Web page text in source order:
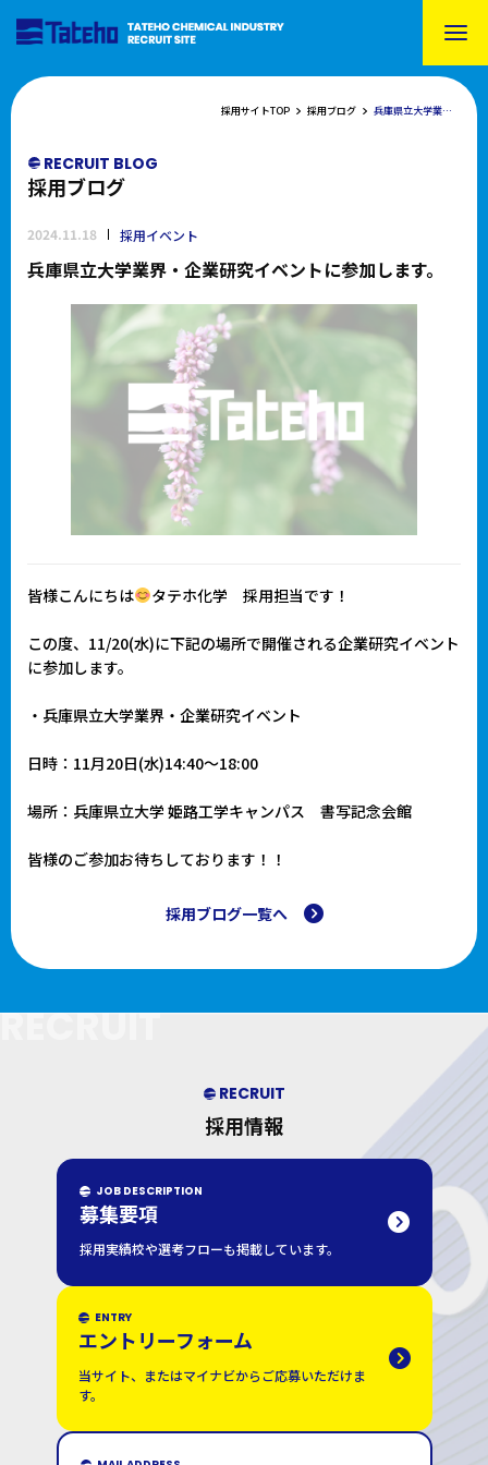
採用サイトTOP 採用ブログ 兵庫県立大学業界・企業研究イベントに参加します。
RECRUIT BLOG
採用ブログ
2024.11.18 採用イベント
兵庫県立大学業界・企業研究イベントに参加します。
皆様こんにちは タテホ化学 採用担当です！
この度、11/20(水)に下記の場所で開催される企業研究イベント
に参加します。
・兵庫県立大学業界・企業研究イベント
日時：11月20日(水)14:40～18:00
場所：兵庫県立大学 姫路工学キャンパス 書写記念会館
皆様のご参加お待ちしております！！
採用ブログ一覧へ
RECRUIT
RECRUIT
採用情報
JOB DESCRIPTION
募集要項
採用実績校や選考フローも掲載しています。
ENTRY
エントリーフォーム
当サイト、またはマイナビからご応募いただけま
す。